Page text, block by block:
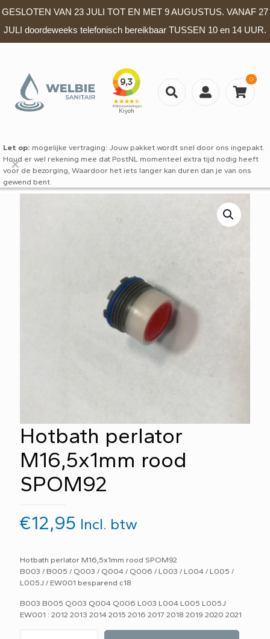
GESLOTEN VAN 23 JULI TOT EN MET 9 AUGUSTUS. VANAF 27
JULI doordeweeks telefonisch bereikbaar TUSSEN 10 en 14 UUR.
0
Let op: mogelijke vertraging: Jouw pakket wordt snel door ons ingepakt.
Houd er wel rekening mee dat PostNL momenteel extra tijd nodig heeft
voor de bezorging, Waardoor het iets langer kan duren dan je van ons
gewend bent.
✕
Hotbath perlator
M16,5x1mm rood
SPOM92
€12,95 Incl. btw
Hotbath perlator M16,5x1mm rood SPOM92
B003 / B005 / Q003 / Q004 / Q006 / L003 / L004 / L005 /
L005J / EW001 besparend c18
B003 B005 Q003 Q004 Q006 L003 L004 L005 L005J
EW001 : 2012 2013 2014 2015 2016 2017 2018 2019 2020 2021